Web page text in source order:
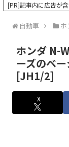
[PR]記事内に広告が含
自動車 ホ
ホンダ N-
ーズのベ
[JH1/2]
X